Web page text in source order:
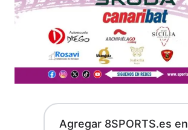
Agregar 8SPORTS.es en